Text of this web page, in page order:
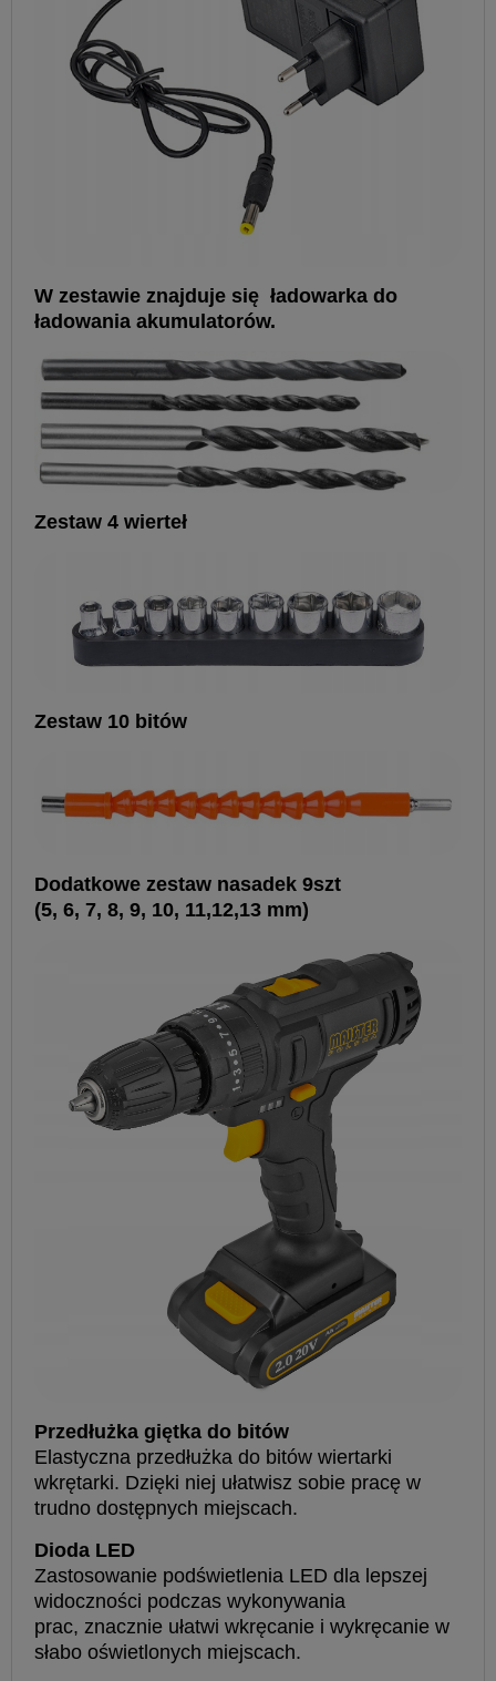
W zestawie znajduje się ładowarka do
ładowania akumulatorów.
Zestaw 4 wierteł
Zestaw 10 bitów
Dodatkowe zestaw nasadek 9szt
(5, 6, 7, 8, 9, 10, 11,12,13 mm)
Przedłużka giętka do bitów
Elastyczna przedłużka do bitów wiertarki
wkrętarki. Dzięki niej ułatwisz sobie pracę w
trudno dostępnych miejscach.
Dioda LED
Zastosowanie podświetlenia LED dla lepszej
widoczności podczas wykonywania
prac, znacznie ułatwi wkręcanie i wykręcanie w
słabo oświetlonych miejscach.